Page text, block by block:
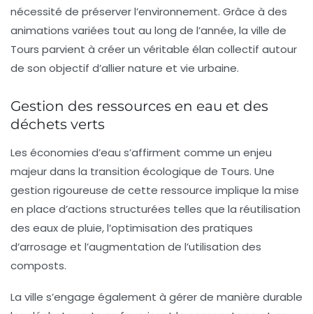
nécessité de préserver l’environnement. Grâce à des
animations variées tout au long de l’année, la ville de
Tours parvient à créer un véritable élan collectif autour
de son objectif d’allier nature et vie urbaine.
Gestion des ressources en eau et des
déchets verts
Les économies d’eau s’affirment comme un enjeu
majeur dans la transition écologique de Tours. Une
gestion rigoureuse de cette ressource implique la mise
en place d’actions structurées telles que la réutilisation
des eaux de pluie, l’optimisation des pratiques
d’arrosage et l’augmentation de l’utilisation des
composts.
La ville s’engage également à gérer de manière durable